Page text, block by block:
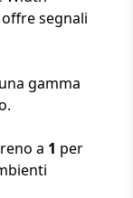
segnali
gamma
a 1 per